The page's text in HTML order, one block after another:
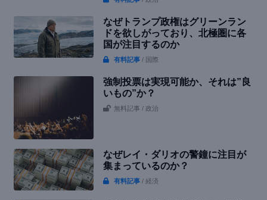
なぜトランプ政権はグリーンラン
ドを欲しがっており、北極圏に各
国が注目するのか
有料記事 / 国際
強制投票は実現可能か、それは”良
いもの”か？
無料記事 / 政治
なぜレイ・ダリオの警鐘に注目が
集まっているのか？
有料記事 / 経済